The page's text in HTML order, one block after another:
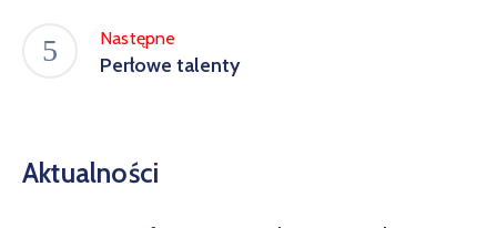
Następne
Perłowe talenty
Aktualności